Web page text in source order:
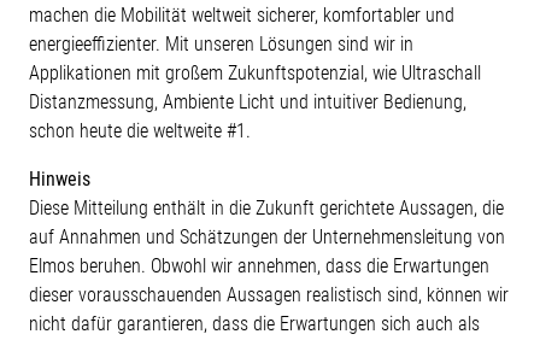
machen die Mobilität weltweit sicherer, komfortabler und
energieeffizienter. Mit unseren Lösungen sind wir in
Applikationen mit großem Zukunftspotenzial, wie Ultraschall
Distanzmessung, Ambiente Licht und intuitiver Bedienung,
schon heute die weltweite #1.
Hinweis
Diese Mitteilung enthält in die Zukunft gerichtete Aussagen, die
auf Annahmen und Schätzungen der Unternehmensleitung von
Elmos beruhen. Obwohl wir annehmen, dass die Erwartungen
dieser vorausschauenden Aussagen realistisch sind, können wir
nicht dafür garantieren, dass die Erwartungen sich auch als